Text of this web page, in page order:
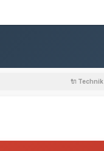
🔌 Technik